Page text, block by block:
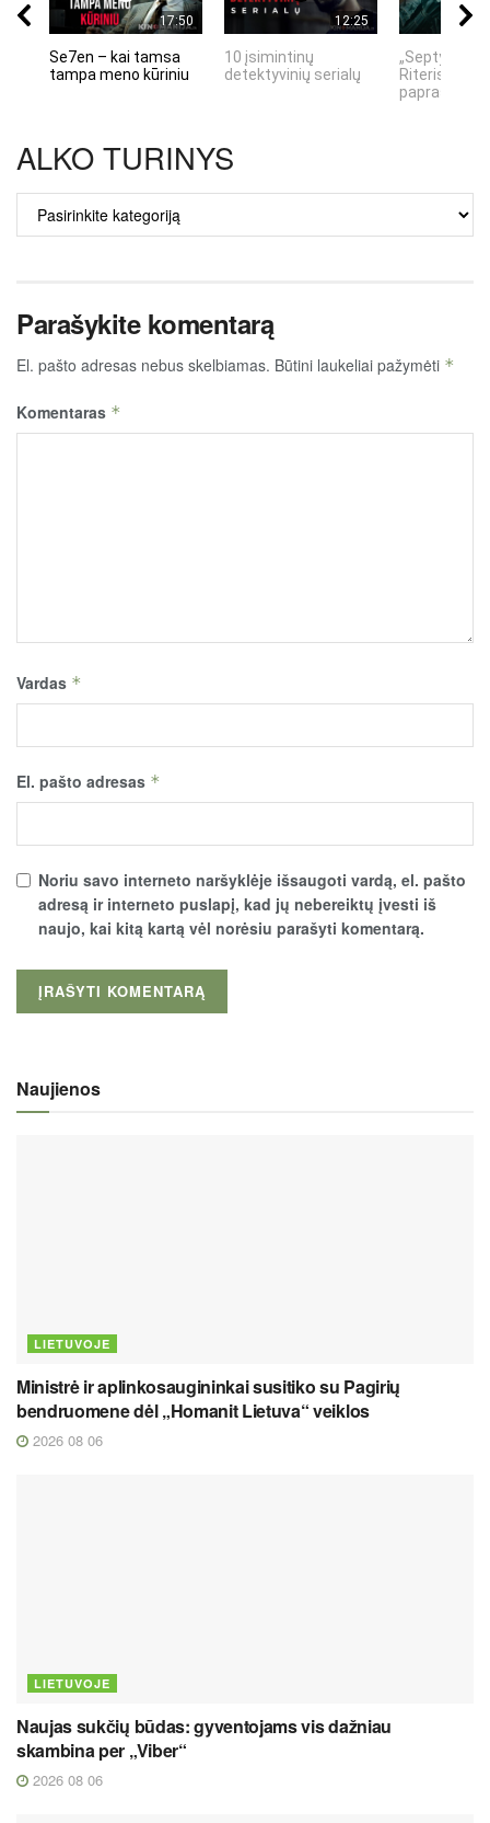
17:50
Se7en – kai tamsa
tampa meno kūriniu
12:25
10 įsimintinų
detektyvinių serialų
„Septynių
Riteris" – kai
ALKO TURINYS
TURINYS
Parašykite komentarą
El. pašto adresas nebus skelbiamas. Būtini laukeliai pažymėti *
Komentaras *
Vardas *
El. pašto adresas *
Noriu savo interneto naršyklėje išsaugoti vardą, el. pašto
adresą ir interneto puslapį, kad jų nebereiktų įvesti iš
naujo, kai kitą kartą vėl norėsiu parašyti komentarą.
Naujienos
LIETUVOJE
Ministrė ir aplinkosaugininkai susitiko su Pagirių
bendruomene dėl „Homanit Lietuva“ veiklos
2026 08 06
LIETUVOJE
Naujas sukčių būdas: gyventojams vis dažniau
skambina per „Viber“
2026 08 06